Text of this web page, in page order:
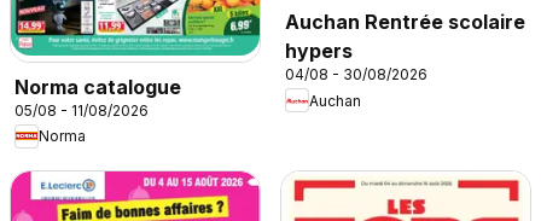
Norma catalogue
05/08 - 11/08/2026
Norma
Auchan Rentrée scolaire
hypers
04/08 - 30/08/2026
Auchan